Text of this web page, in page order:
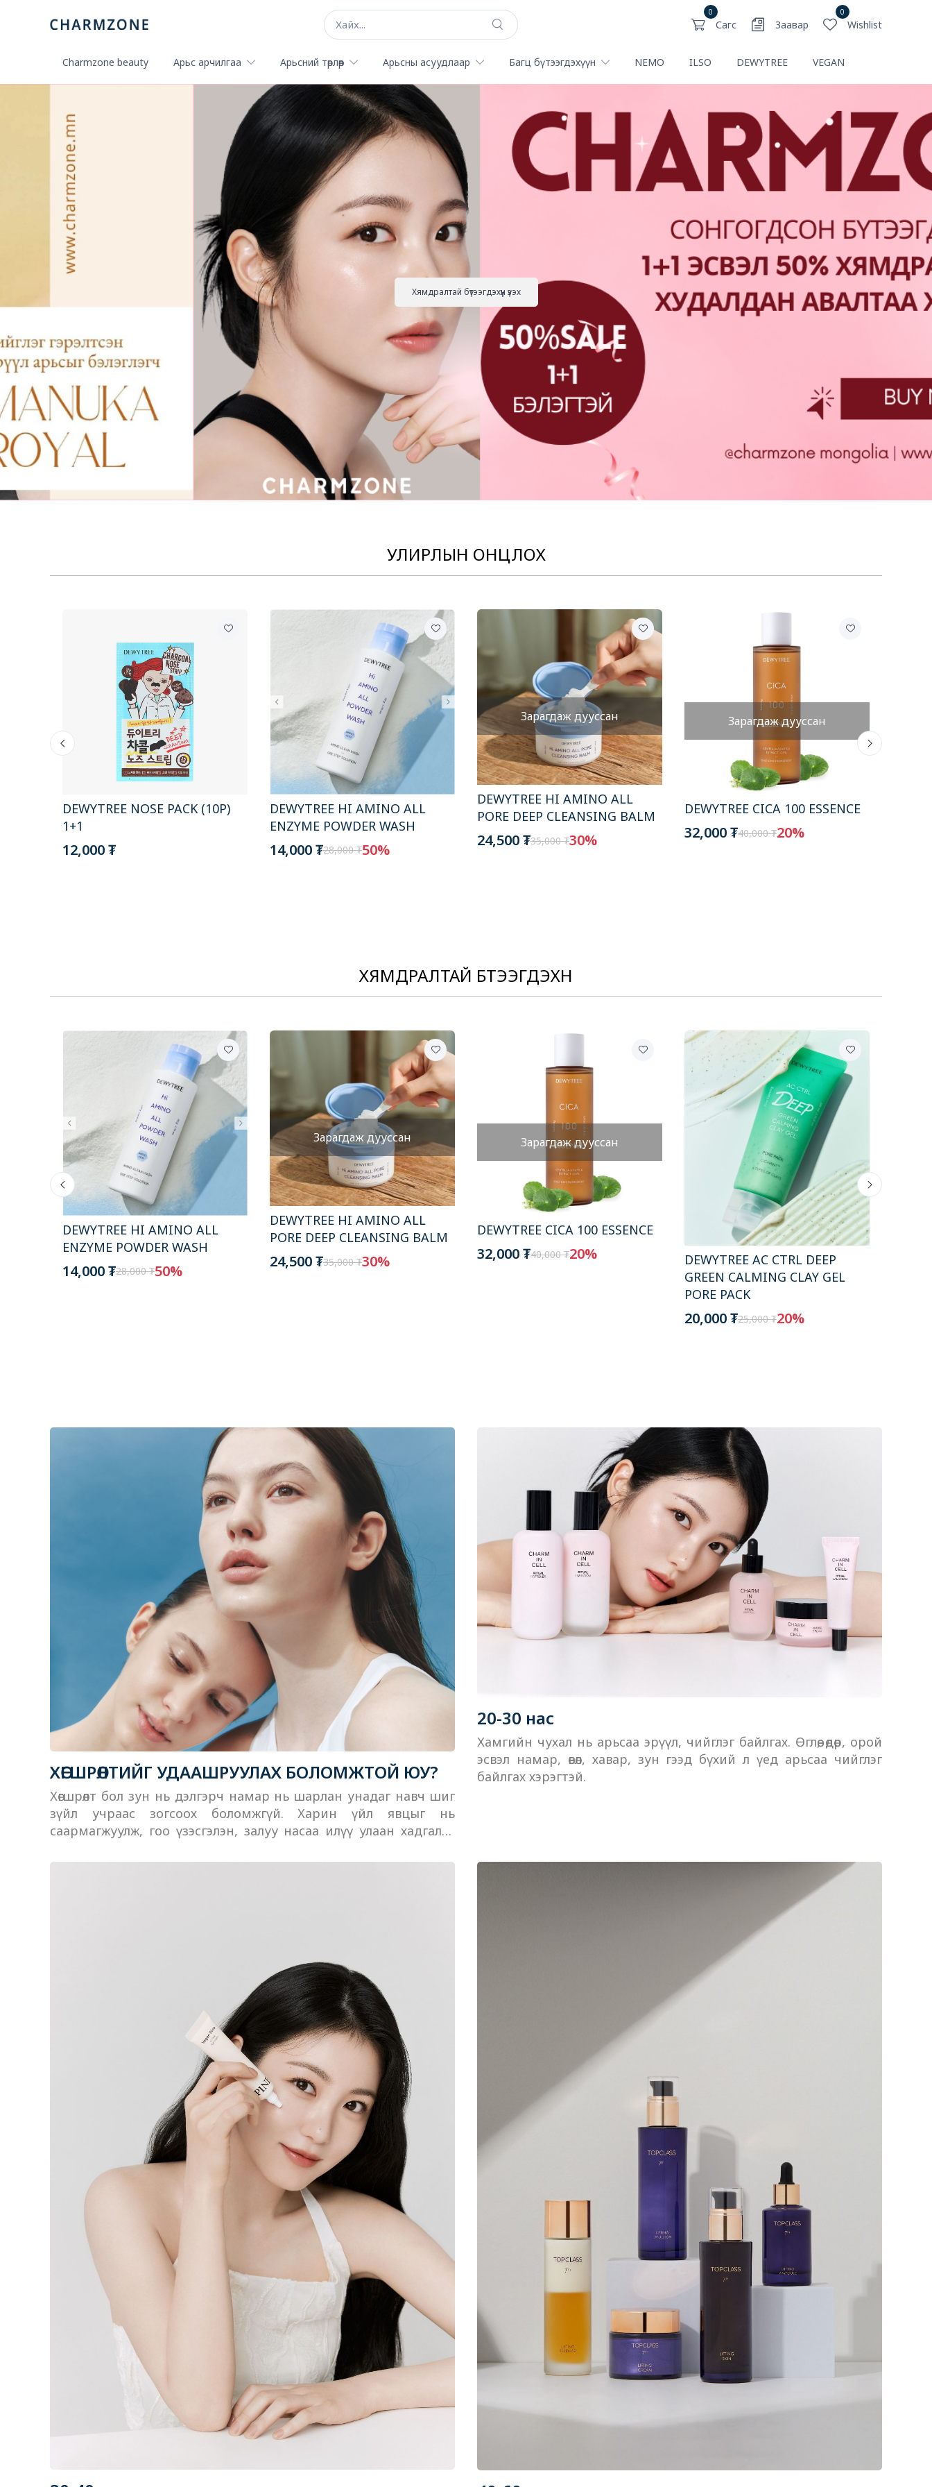
0
Сагс Заавар
0
Wishlist
Charmzone beauty Арьс арчилгаа Арьсний төрлөөр Арьсны асуудлаар Багц бүтээгдэхүүн NEMO ILSO DEWYTREE VEGAN
Хямдралтай бүтээгдэхүүн үзэх
УЛИРЛЫН ОНЦЛОХ
DEWYTREE NOSE PACK (10P)
1+1
12,000 ₮
DEWYTREE HI AMINO ALL
ENZYME POWDER WASH
14,000 ₮28,000 ₮50%
Зарагдаж дууссан
DEWYTREE HI AMINO ALL
PORE DEEP CLEANSING BALM
24,500 ₮35,000 ₮30%
Зарагдаж дууссан
DEWYTREE CICA 100 ESSENCE
32,000 ₮40,000 ₮20%
ХЯМДРАЛТАЙ БҮТЭЭГДЭХҮҮН
DEWYTREE HI AMINO ALL
ENZYME POWDER WASH
14,000 ₮28,000 ₮50%
Зарагдаж дууссан
DEWYTREE HI AMINO ALL
PORE DEEP CLEANSING BALM
24,500 ₮35,000 ₮30%
Зарагдаж дууссан
DEWYTREE CICA 100 ESSENCE
32,000 ₮40,000 ₮20%
DEWYTREE AC CTRL DEEP
GREEN CALMING CLAY GEL
PORE PACK
20,000 ₮25,000 ₮20%
ХӨГШРӨЛТИЙГ УДААШРУУЛАХ БОЛОМЖТОЙ ЮУ?
Хөгшрөлт бол зун нь дэлгэрч намар нь шарлан унадаг навч шиг
зүйл учраас зогсоох боломжгүй. Харин үйл явцыг нь
саармагжуулж, гоо үзэсгэлэн, залуу насаа илүү улаан хадгалах
20-30 нас
Хамгийн чухал нь арьсаа эрүүл, чийглэг байлгах. Өглөө, өдөр, орой
эсвэл намар, өвөл, хавар, зун гээд бүхий л үед арьсаа чийглэг
байлгах хэрэгтэй.